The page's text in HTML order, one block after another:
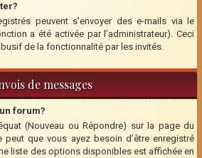
peuvent s’envoyer des e-mails via le
a été activée par l’administrateur). Ceci
de la fonctionnalité par les invités.
de messages
forum?
(Nouveau ou Répondre) sur la page du
que vous ayez besoin d’être enregistré
liste des options disponibles est affichée en